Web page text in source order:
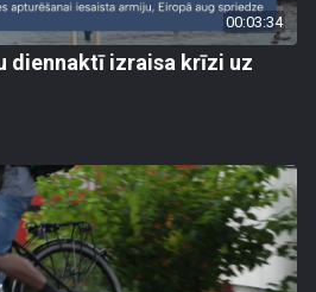
00:03:34
diennaktī izraisa krīzi uz